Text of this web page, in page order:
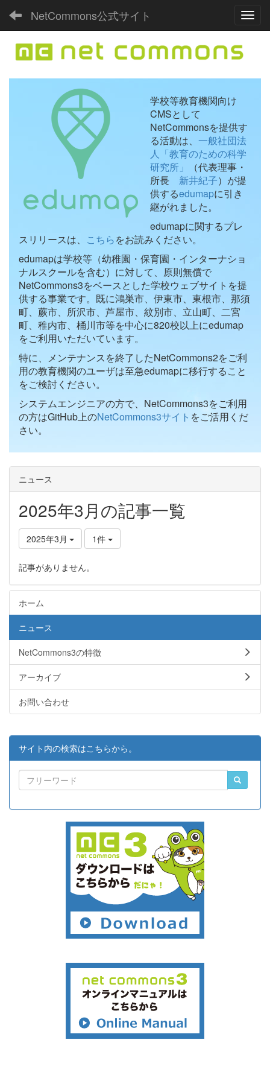
NetCommons公式サイト
学校等教育機関向け
CMSとして
NetCommonsを提供す
る活動は、 一般社団法
人「教育のための科学
研究所」
（代表理事・
所長 新井紀子）が提
供するedumapに引き
継がれました。
edumapに関するプレ
スリリースは、 こちらをお読みください。
edumapは学校等（幼稚園・保育園・インターナショ
ナルスクールを含む）に対して、原則無償で
NetCommons3をベースとした学校ウェブサイトを提
供する事業です。既に鴻巣市、伊東市、東根市、那須
町、蕨市、所沢市、芦屋市、紋別市、立山町、二宮
町、稚内市、桶川市等を中心に820校以上にedumap
をご利用いただいています。
特に、メンテナンスを終了したNetCommons2をご利
用の教育機関のユーザは至急edumapに移行すること
をご検討ください。
システムエンジニアの方で、NetCommons3をご利用
の方はGitHub上のNetCommons3サイト をご活用くだ
さい。
ニュース
2025年3月の記事一覧
2025年3月 1件
記事がありません。
ホーム
ニュース
NetCommons3の特徴
アーカイブ
お問い合わせ
サイト内の検索はこちらから。